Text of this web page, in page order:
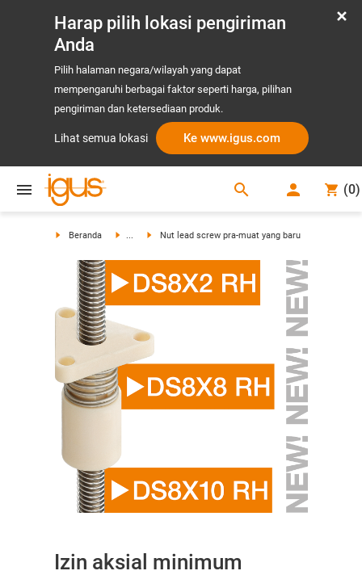
Harap pilih lokasi pengiriman
Anda
Pilih halaman negara/wilayah yang dapat
mempengaruhi berbagai faktor seperti harga, pilihan
pengiriman dan ketersediaan produk.
Lihat semua lokasi Ke www.igus.com
search (0)
Beranda ... Nut lead screw pra-muat yang baru
Izin aksial minimum